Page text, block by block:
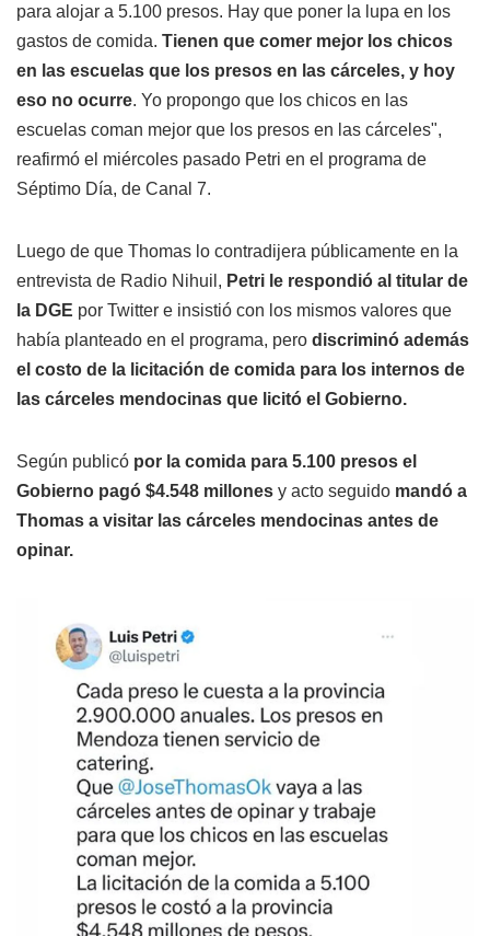
para alojar a 5.100 presos. Hay que poner la lupa en los
gastos de comida. Tienen que comer mejor los chicos
en las escuelas que los presos en las cárceles, y hoy
eso no ocurre. Yo propongo que los chicos en las
escuelas coman mejor que los presos en las cárceles",
reafirmó el miércoles pasado Petri en el programa de
Séptimo Día, de Canal 7.
Luego de que Thomas lo contradijera públicamente en la
entrevista de Radio Nihuil, Petri le respondió al titular de
la DGE por Twitter e insistió con los mismos valores que
había planteado en el programa, pero discriminó además
el costo de la licitación de comida para los internos de
las cárceles mendocinas que licitó el Gobierno.
Según publicó por la comida para 5.100 presos el
Gobierno pagó $4.548 millones y acto seguido mandó a
Thomas a visitar las cárceles mendocinas antes de
opinar.